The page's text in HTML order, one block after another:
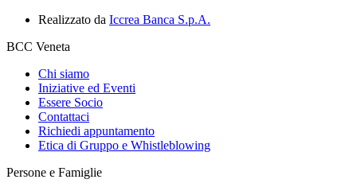
Realizzato da Iccrea Banca S.p.A.
BCC Veneta
Chi siamo
Iniziative ed Eventi
Essere Socio
Contattaci
Richiedi appuntamento
Etica di Gruppo e Whistleblowing
Persone e Famiglie